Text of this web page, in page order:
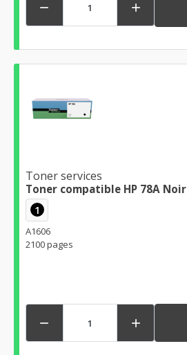
 
Toner services
Toner compatible HP 78A Noir
1
A1606
2100 pages
 